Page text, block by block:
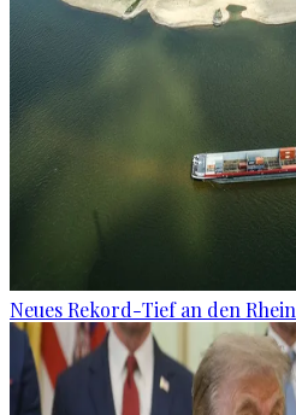
Neues Rekord-Tief an den